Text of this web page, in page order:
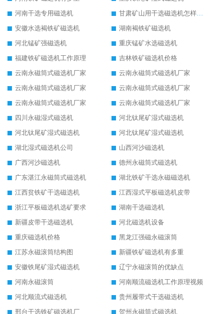
河南干选专用磁选机
甘肃矿山用干选磁选机怎样调磁
安徽水选褐铁矿磁选机
湖南褐铁矿磁选机
河北锰矿强磁选机
重庆锰矿水选磁选机
福建铁矿磁选机工作原理
吉林铁矿磁选机价格
云南永磁筒式磁选机厂家
云南永磁筒式磁选机厂家
云南永磁筒式磁选机厂家
云南永磁筒式磁选机厂家
云南永磁筒式磁选机厂家
云南永磁筒式磁选机厂家
四川永磁湿式磁选机
河北钛尾矿湿式磁选机
河北钛尾矿湿式磁选机
河北钛尾矿湿式磁选机
湖北湿式磁选机公司
山西河沙磁选机
广西河沙磁选机
德州永磁筒式磁选机
广东湛江永磁筒式磁选机
湖北铁矿干选永磁磁选机
江西贫铁矿干选磁选机
江西湿式平板磁选机皮带
浙江平板磁选机选矿要求
湖南干选磁选机
新疆皮带干选磁选机
河北磁选机设备
重庆磁选机价格
黑龙江强磁永磁滚筒
江苏永磁滚筒结构图
新疆铁矿磁选机有多重
安徽铁尾矿湿式磁选机
辽宁永磁滚筒的优缺点
河南永磁滚筒
河南顺流磁选机工作原理视频
河北顺流式磁选机
贵州履带式干选磁选机
邢台干选铁矿磁选机厂
贺州永磁筒式磁选机